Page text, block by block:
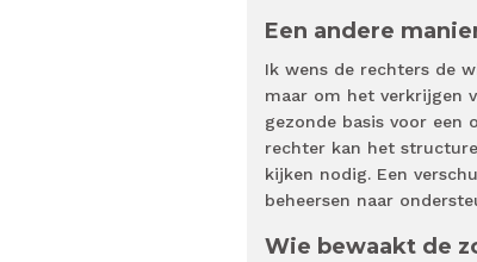
Een andere
Ik wens de rechters de
maar om het verkrijgen
gezonde basis voor
rechter kan het
kijken nodig. Een
beheersen naar
Wie bewaakt de